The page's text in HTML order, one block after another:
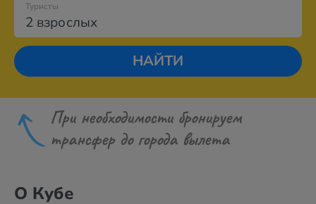
2 взрослых
Туристы
НАЙТИ
При необходимости бронируем
трансфер до города вылета
О Кубе